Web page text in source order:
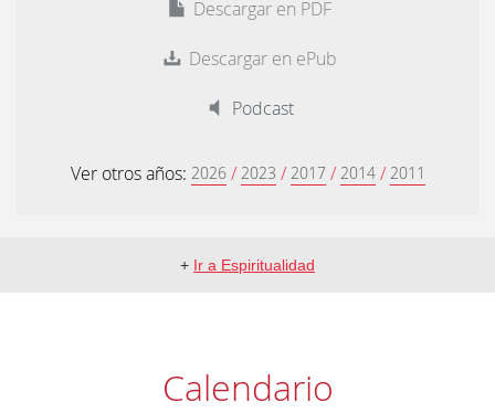
Descargar en PDF
Descargar en ePub
Podcast
Ver otros años: 2026 / 2023 / 2017 / 2014 / 2011
+ Ir a Espiritualidad
Calendario